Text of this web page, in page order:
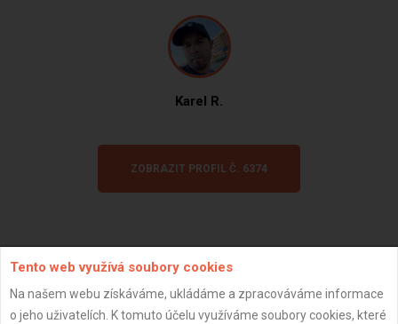
Karel R.
ZOBRAZIT PROFIL Č. 6374
Důležité informace
Tento web využívá soubory cookies
Na našem webu získáváme, ukládáme a zpracováváme informace
o jeho uživatelích. K tomuto účelu využíváme soubory cookies, které